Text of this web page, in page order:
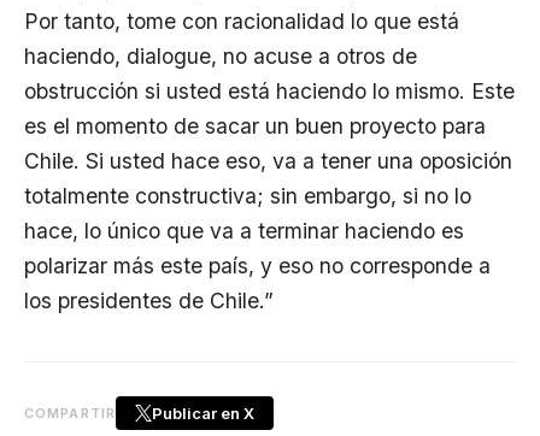
Por tanto, tome con racionalidad lo que está
haciendo, dialogue, no acuse a otros de
obstrucción si usted está haciendo lo mismo. Este
es el momento de sacar un buen proyecto para
Chile. Si usted hace eso, va a tener una oposición
totalmente constructiva; sin embargo, si no lo
hace, lo único que va a terminar haciendo es
polarizar más este país, y eso no corresponde a
los presidentes de Chile.”
COMPARTIR Publicar en X